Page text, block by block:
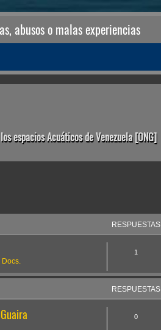
abusos o malas experiencias
espacios Acuáticos de Venezuela [ONG]
RESPUESTAS
1
RESPUESTAS
0